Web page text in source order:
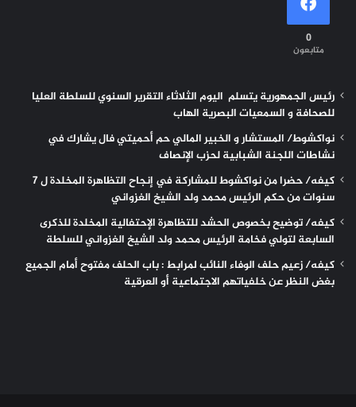
0
متابعون
رئيس الجمهورية يتسلم اليوم الثلاثاء التقرير السنوي للسلطة العليا
للصحافة و السمعيات البصرية الهاب
نواكشوط/ المستشار و الخبير المالي حم أحميتي فال يشارك في
نشاطات اللجنة الشبابية لحزب الإنصاف
كيفه/ حضرا من نواكشوط للمشاركة في إنجاح التظاهرة المخلدة ل 7
سنوات من حكم الرئيس محمد ولد الشيخ الغزواني
كيفه/ توضيح بخصوص الحشد للتظاهرة الإحتفالية المخلدة للذكرى
السابعة لتولي فخامة الرئيس محمد ولد الشيخ الغزواني للسلطة
كيفه/ زعيم حلف الوفاء النائب لمرابط : باب الحلف مفتوح أمام الجميع
بغض النظر عن خلفياتهم الاجتماعية أو العرقية